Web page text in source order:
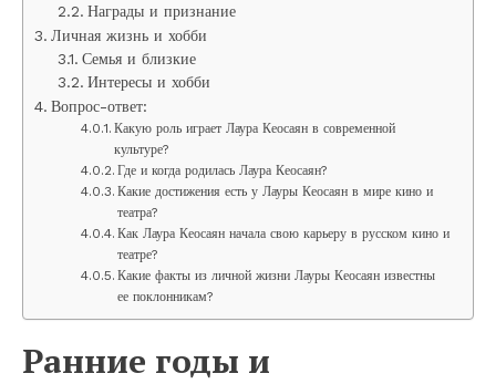
Награды и признание
Личная жизнь и хобби
Семья и близкие
Интересы и хобби
Вопрос-ответ:
Какую роль играет Лаура Кеосаян в современной
культуре?
Где и когда родилась Лаура Кеосаян?
Какие достижения есть у Лауры Кеосаян в мире кино и
театра?
Как Лаура Кеосаян начала свою карьеру в русском кино и
театре?
Какие факты из личной жизни Лауры Кеосаян известны
ее поклонникам?
Ранние годы и